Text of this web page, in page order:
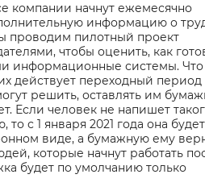
компании начнут ежемесячно
информацию о
проводим пилотный проект
чтобы оценить, как
информационные системы. Что
действует переходный период
решить, оставлять им
Если человек не напишет
то с 1 января 2021 года она будет
виде, а бумажную ему
которые начнут работать
будет по умолчанию только